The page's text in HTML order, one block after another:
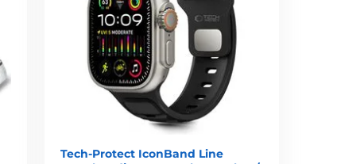
Tech-Protect IconBand Line